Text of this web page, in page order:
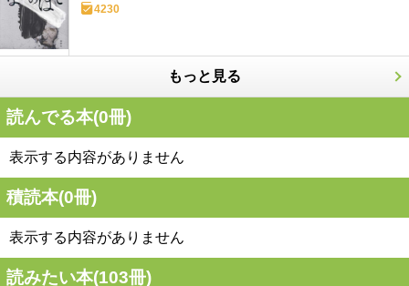
4230
もっと見る
読んでる本(0冊)
表示する内容がありません
積読本(0冊)
表示する内容がありません
読みたい本(103冊)